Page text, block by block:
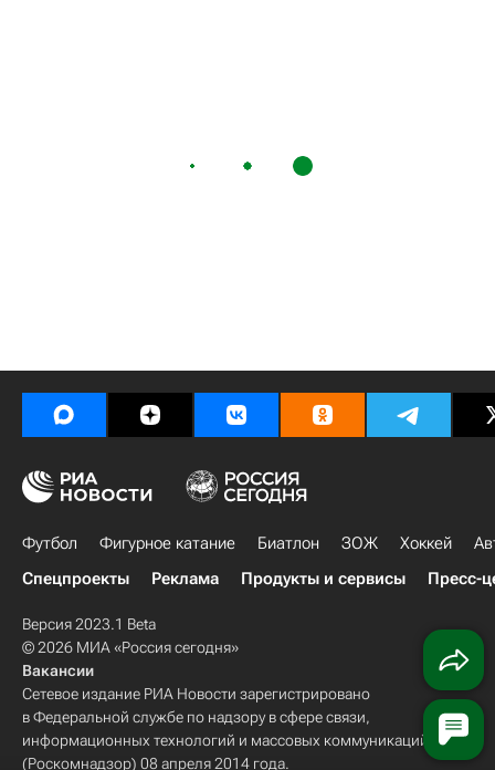
Футбол Фигурное катание Биатлон ЗОЖ Хоккей
Спецпроекты
Реклама Продукты и сервисы Пресс-
Версия 2023.1 Beta
© 2026 МИА «Россия сегодня»
Вакансии
Сетевое издание РИА Новости зарегистрировано
в Федеральной службе по надзору в сфере связи,
информационных технологий и массовых коммуникаций
(Роскомнадзор) 08 апреля 2014 года.